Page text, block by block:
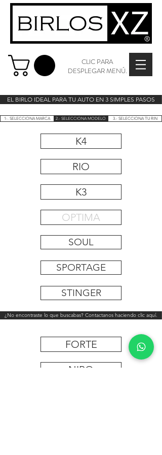
CLIC PARA
DESPLEGAR MENÚ.
EL BIRLO IDEAL PARA TU AUTO EN 3 SIMPLES PASOS
1-. SELECCIONA MARCA 2.- SELECCIONA MODELO 3.- SELECCIONA TU RIN
K4
RIO
K3
OPTIMA
SOUL
SPORTAGE
STINGER
¿No encontraste lo que buscabas? Contactanos haciendo clic aquí.
FORTE
NIRO